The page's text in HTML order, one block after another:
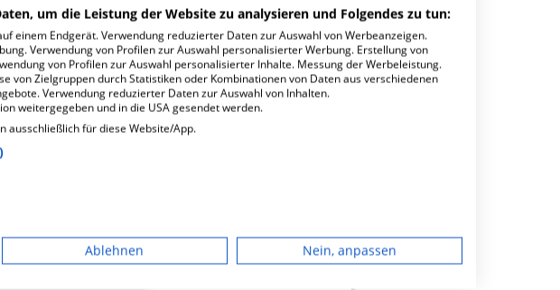
ZUM PROFIL
noch keine Terminbuchungen
möglich.
Weissenau
um die Leistung der Website zu analysieren und Folgendes zu tun:
einem Endgerät. Verwendung reduzierter Daten zur Auswahl von Werbeanzeigen.
Verwendung von Profilen zur Auswahl personalisierter Werbung. Erstellung von
von Profilen zur Auswahl personalisierter Inhalte. Messung der Werbeleistung.
von Zielgruppen durch Statistiken oder Kombinationen von Daten aus verschiedenen
Verwendung reduzierter Daten zur Auswahl von Inhalten.
weitergegeben und in die USA gesendet werden.
ausschließlich für diese Website/App.
von Werbeanzeigen
Ablehnen Nein, anpassen